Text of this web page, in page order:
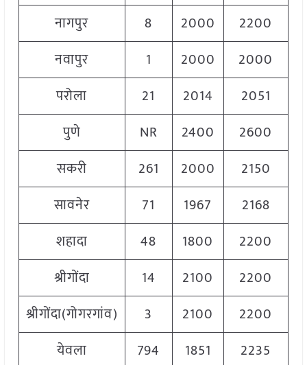
नागपुर
8 2000 2200
नवापुर
1 2000 2000
परोला
21 2014 2051
पुणे
NR 2400 2600
सकरी
261 2000 2150
सावनेर
71 1967 2168
शहादा
48 1800 2200
श्रीगोंदा
14 2100 2200
श्रीगोंदा(गोगरगांव)
3 2100 2200
येवला
794 1851 2235